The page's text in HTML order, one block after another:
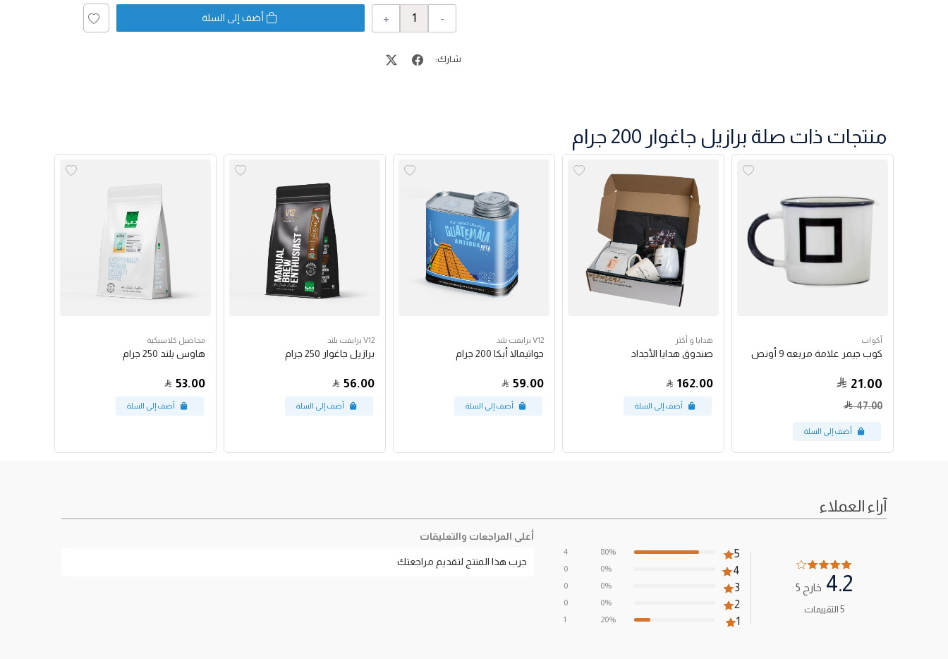
-
+ أضف إلى السلة
شارك:
منتجات ذات صلة برازيل جاغوار 200 جرام
أكواب
كوب جيمر علامة مربعه 9 أونص
21.00
47.00
هدايا و أكثر
صندوق هدايا الأجداد
162.00
V12 برايفت بلند
جواتيمالا أبكا 200 جرام
59.00
V12 برايفت بلند
برازيل جاغوار 250 جرام
56.00
محاصيل كلاسيكية
هاوس بلند 250 جرام
53.00
آراء العملاء
4.2 خارج 5
5 التقييمات
5
4
3
2
1
80%
0%
0%
0%
20%
4
0
0
0
1
أعلى المراجعات والتعليقات
جرب هذا المنتج لتقديم مراجعتك